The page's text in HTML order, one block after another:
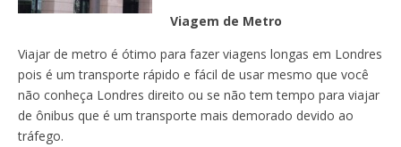
Viagem de Metro
Viajar de metro é ótimo para fazer viagens longas em Londres
pois é um transporte rápido e fácil de usar mesmo que você
não conheça Londres direito ou se não tem tempo para viajar
de ônibus que é um transporte mais demorado devido ao
tráfego.